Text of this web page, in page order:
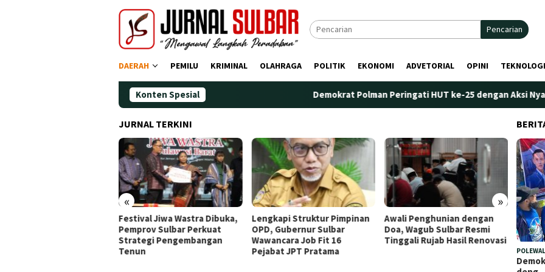
Pencarian
DAERAH PEMILU KRIMINAL OLAHRAGA POLITIK EKONOMI ADVETORIAL OPINI TEKNOLOGI
Konten Spesial Demokrat Polman Peringati HUT ke-25 dengan Aksi Nyata di
JURNAL TERKINI
« »
Festival Jiwa Wastra Dibuka,
Pemprov Sulbar Perkuat
Strategi Pengembangan
Tenun
Lengkapi Struktur Pimpinan
OPD, Gubernur Sulbar
Wawancara Job Fit 16
Pejabat JPT Pratama
Awali Penghunian dengan
Doa, Wagub Sulbar Resmi
Tinggali Rujab Hasil Renovasi
Plt.